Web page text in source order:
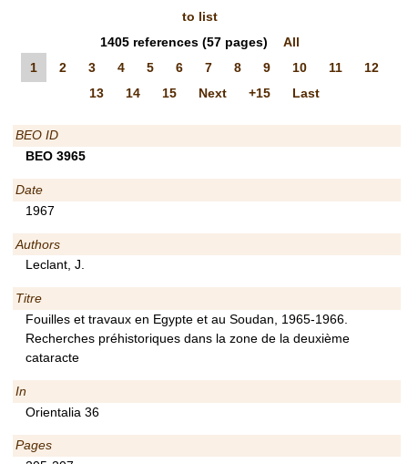
to list
1405 references(57 pages)
All
1
2 3 4 5 6 7 8 9 10 11
12
13
14 15 Next +15 Last
BEO ID
BEO 3965
Date
1967
Authors
Leclant, J.
Titre
Fouilles et travaux en Egypte et au Soudan, 1965-1966.
Recherches préhistoriques dans la zone de la deuxième
cataracte
In
Orientalia 36
Pages